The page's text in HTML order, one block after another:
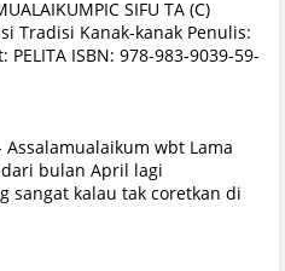
SIFU TA (C)
Tradisi Kanak-kanak Penulis:
ISBN: 978-983-9039-59-
Assalamualaikum wbt Lama
bulan April lagi
sangat kalau tak coretkan di